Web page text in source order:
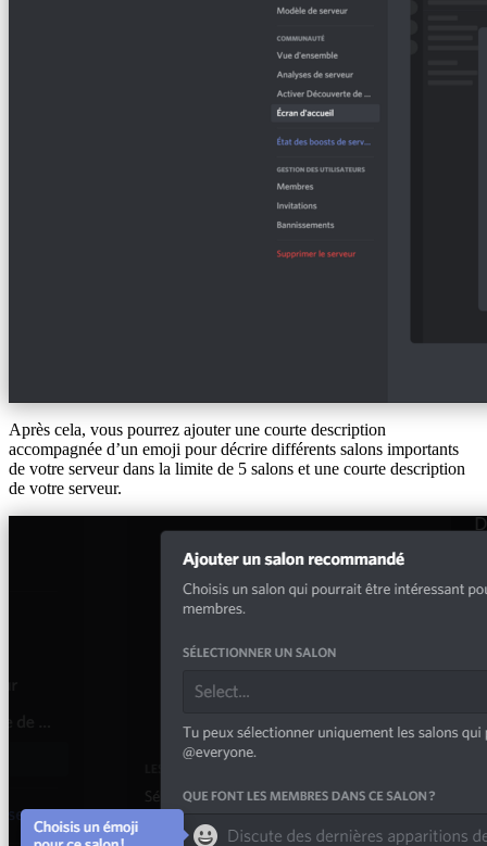
Après cela, vous pourrez ajouter une courte description
accompagnée d’un emoji pour décrire différents salons importants
de votre serveur dans la limite de 5 salons et une courte description
de votre serveur.